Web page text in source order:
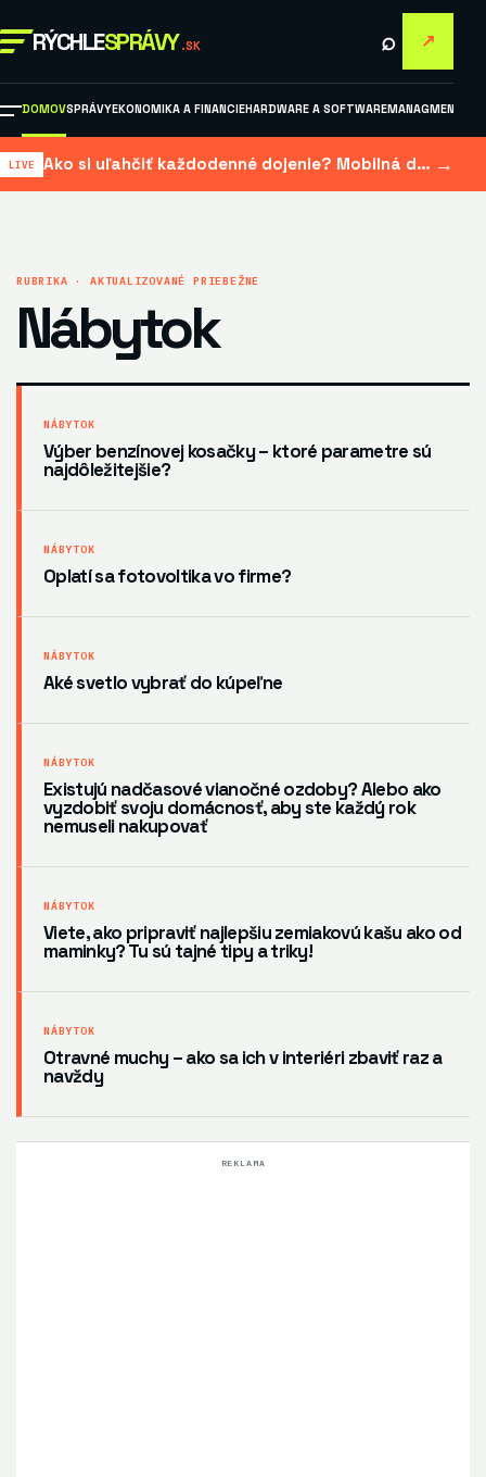
RÝCHLESPRÁVY .SK ⌕ ↗
DOMOVSPRÁVYEKONOMIKA A FINANCIEHARDWARE A SOFTWAREMANAGMENT A
Ako si uľahčiť každodenné dojenie? Mobilná dojačka šetrí čas aj námahu →
RUBRIKA · AKTUALIZOVANÉ PRIEBEŽNE
Nábytok
NÁBYTOK
Výber benzínovej kosačky – ktoré parametre sú
najdôležitejšie?
NÁBYTOK
Oplatí sa fotovoltika vo firme?
NÁBYTOK
Aké svetlo vybrať do kúpeľne
NÁBYTOK
Existujú nadčasové vianočné ozdoby? Alebo ako
vyzdobiť svoju domácnosť, aby ste každý rok
nemuseli nakupovať
NÁBYTOK
Viete, ako pripraviť najlepšiu zemiakovú kašu ako od
maminky? Tu sú tajné tipy a triky!
NÁBYTOK
Otravné muchy – ako sa ich v interiéri zbaviť raz a
navždy
REKLAMA